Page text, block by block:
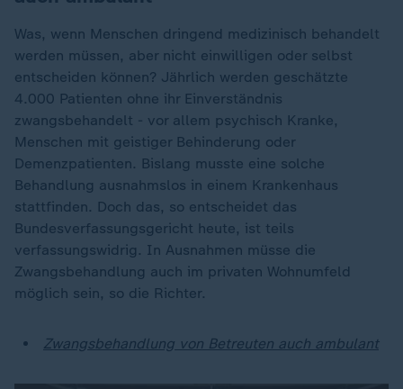
Was, wenn Menschen dringend medizinisch behandelt
werden müssen, aber nicht einwilligen oder selbst
entscheiden können? Jährlich werden geschätzte
4.000 Patienten ohne ihr Einverständnis
zwangsbehandelt - vor allem psychisch Kranke,
Menschen mit geistiger Behinderung oder
Demenzpatienten. Bislang musste eine solche
Behandlung ausnahmslos in einem Krankenhaus
stattfinden. Doch das, so entscheidet das
Bundesverfassungsgericht heute, ist teils
verfassungswidrig. In Ausnahmen müsse die
Zwangsbehandlung auch im privaten Wohnumfeld
möglich sein, so die Richter.
Zwangsbehandlung von Betreuten auch ambulant